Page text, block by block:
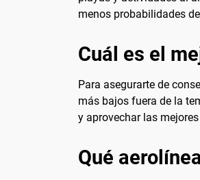
menos probabilidades
Cuál es el
Para asegurarte de
más bajos fuera de la
y aprovechar las
Qué